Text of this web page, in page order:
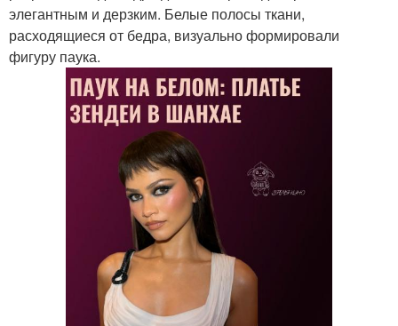
элегантным и дерзким. Белые полосы ткани,
расходящиеся от бедра, визуально формировали
фигуру паука.